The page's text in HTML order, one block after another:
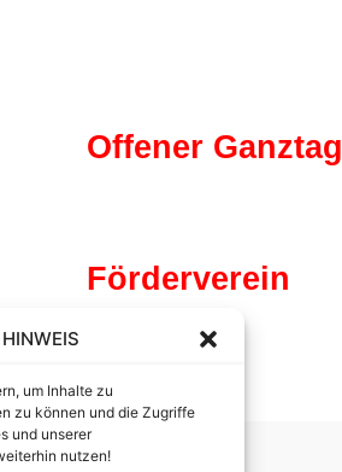
um Inhalte zu
zu können und die Zugriffe
und unserer
nutzen!
Offener Ganztag
Förderverein